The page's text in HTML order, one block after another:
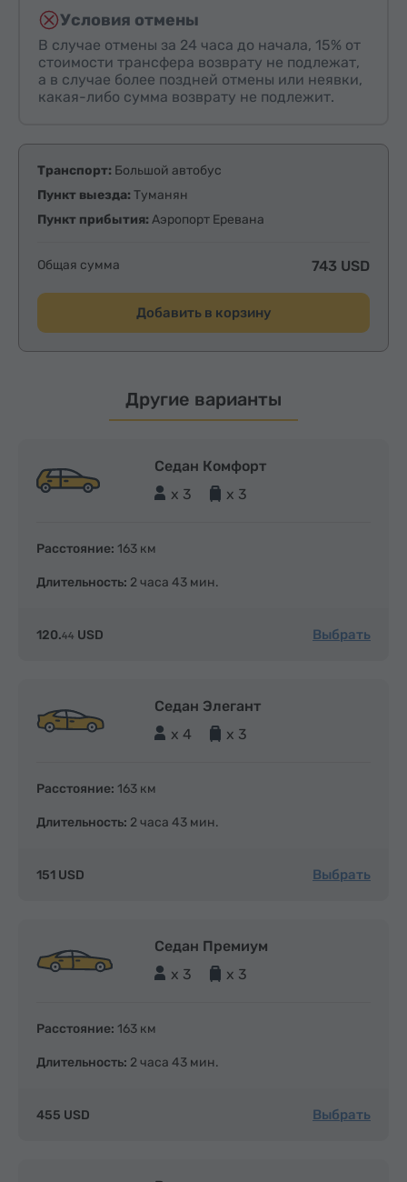
Условия отмены
В случае отмены за 24 часа до начала, 15% от
стоимости трансфера возврату не подлежат,
а в случае более поздней отмены или неявки,
какая-либо сумма возврату не подлежит.
Транспорт: Большой автобус
Пункт выезда: Туманян
Пункт прибытия: Аэропорт Еревана
Общая сумма 743 USD
Добавить в корзину
Другие варианты
Седан Комфорт
x 3
x 3
Расстояние: 163 км
Длительность: 2 часа 43 мин.
120.44 USD Выбрать
Седан Элегант
x 4
x 3
Расстояние: 163 км
Длительность: 2 часа 43 мин.
151 USD Выбрать
Седан Премиум
x 3
x 3
Расстояние: 163 км
Длительность: 2 часа 43 мин.
455 USD Выбрать